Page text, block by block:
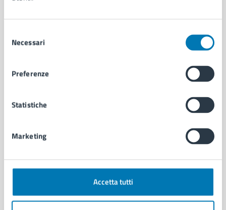
delNecessari
Preferenze
Statistiche
Marketing
Accetta tutti
Politici
Documenti e dati
Ambiente
Anagrafe e stato civile
Cultura e tempo libero
Giustizia e sicurezza pubblica